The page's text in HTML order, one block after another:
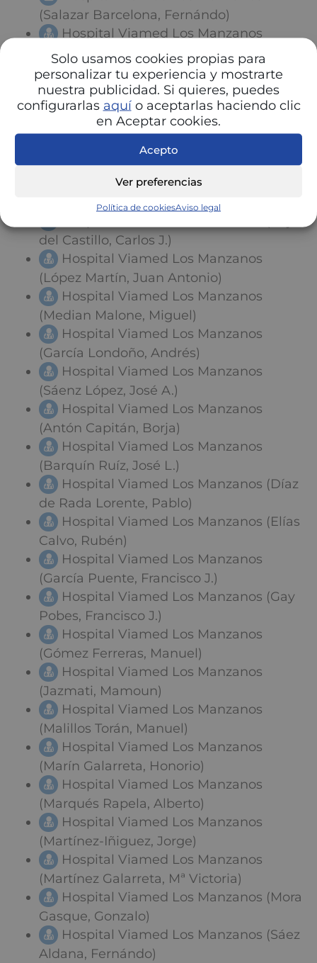
Solo usamos cookies propias para
personalizar tu experiencia y mostrarte
nuestra publicidad. Si quieres, puedes
configurarlas aquío aceptarlas haciendo clic
en Aceptar cookies.
Acepto
Ver preferencias
Política de cookiesAviso legal
(Salazar Barcelona, Fernándo)
Hospital Viamed Los Manzanos
(Blázquez Regidor, Jesús)
Hospital Viamed Los Manzanos
(Segura del Arco, Raúl)
Hospital Viamed Los Manzanos
(Burgos Casas, Federico)
Hospital Viamed Los Manzanos
(Romero Garcés, Victor)
Hospital Viamed Los Manzanos
(Rodríguez Pérez, Alfredo)
del Castillo, Carlos J.)
Hospital Viamed Los Manzanos
(López Martín, Juan Antonio)
Hospital Viamed Los Manzanos
(Median Malone, Miguel)
Hospital Viamed Los Manzanos
(García Londoño, Andrés)
Hospital Viamed Los Manzanos
(Sáenz López, José A.)
Hospital Viamed Los Manzanos
(Antón Capitán, Borja)
Hospital Viamed Los Manzanos
(Barquín Ruíz, José L.)
Hospital Viamed Los Manzanos (Díaz
de Rada Lorente, Pablo)
Hospital Viamed Los Manzanos (Elías
Calvo, Rubén)
Hospital Viamed Los Manzanos
(García Puente, Francisco J.)
Hospital Viamed Los Manzanos (Gay
Pobes, Francisco J.)
Hospital Viamed Los Manzanos
(Gómez Ferreras, Manuel)
Hospital Viamed Los Manzanos
(Jazmati, Mamoun)
Hospital Viamed Los Manzanos
(Malillos Torán, Manuel)
Hospital Viamed Los Manzanos
(Marín Galarreta, Honorio)
Hospital Viamed Los Manzanos
(Marqués Rapela, Alberto)
Hospital Viamed Los Manzanos
(Martínez-Iñiguez, Jorge)
Hospital Viamed Los Manzanos
(Martínez Galarreta, Mª Victoria)
Hospital Viamed Los Manzanos (Mora
Gasque, Gonzalo)
Hospital Viamed Los Manzanos (Sáez
Aldana, Fernándo)